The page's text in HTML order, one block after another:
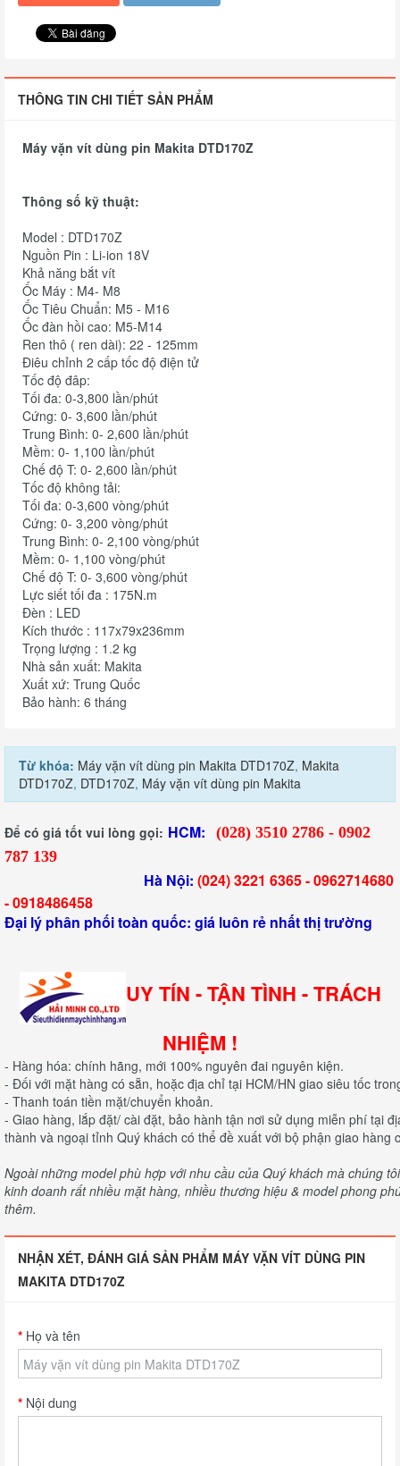
THÔNG TIN CHI TIẾT SẢN PHẨM
Máy vặn vít dùng pin Makita DTD170Z
Thông số kỹ thuật:
Model : DTD170Z
Nguồn Pin : Li-ion 18V
Khả năng bắt vít
Ốc Máy : M4- M8
Ốc Tiêu Chuẩn: M5 - M16
Ốc đàn hồi cao: M5-M14
Ren thô ( ren dài): 22 - 125mm
Điêu chỉnh 2 cấp tốc độ điện tử
Tốc độ đâp:
Tối đa: 0-3,800 lần/phút
Cứng: 0- 3,600 lần/phút
Trung Bình: 0- 2,600 lần/phút
Mềm: 0- 1,100 lần/phút
Chế độ T: 0- 2,600 lần/phút
Tốc độ không tải:
Tối đa: 0-3,600 vòng/phút
Cứng: 0- 3,200 vòng/phút
Trung Bình: 0- 2,100 vòng/phút
Mềm: 0- 1,100 vòng/phút
Chế độ T: 0- 3,600 vòng/phút
Lực siết tối đa : 175N.m
Đèn : LED
Kích thước : 117x79x236mm
Trọng lượng : 1.2 kg
Nhà sản xuất: Makita
Xuất xứ: Trung Quốc
Bảo hành: 6 tháng
Từ khóa: Máy vặn vít dùng pin Makita DTD170Z, Makita
DTD170Z, DTD170Z, Máy vặn vít dùng pin Makita
Để có giá tốt vui lòng gọi: HCM:
(028) 3510 2786 - 0902
787 139
Hà Nội: (024) 3221 6365 -0962714680
-0918486458
Đại lý phân phối toàn quốc: giá luôn rẻ nhất thị trường
UY TÍN - TẬN TÌNH - TRÁCH
NHIỆM !
- Hàng hóa: chính hãng, mới 100% nguyên đai nguyên kiện.
- Đối với mặt hàng có sẵn, hoặc địa chỉ tại HCM/HN giao siêu tốc
- Thanh toán tiền mặt/chuyển khoản.
- Giao hàng, lắp đặt/ cài đặt, bảo hành tận nơi sử dụng miễn phí tại
thành và ngoại tỉnh Quý khách có thể đề xuất với bộ phận giao hàng
Ngoài những model phù hợp với nhu cầu của Quý khách mà chúng
kinh doanh rất nhiều mặt hàng, nhiều thương hiệu & model phong
thêm.
NHẬN XÉT, ĐÁNH GIÁ SẢN PHẨM MÁY VẶN VÍT DÙNG PIN
MAKITA DTD170Z
Họ và tên
Nội dung